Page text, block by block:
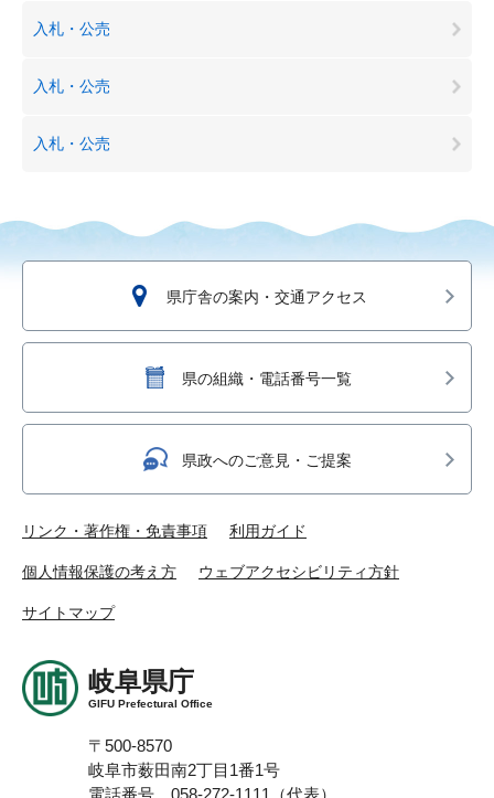
入札・公売
入札・公売
入札・公売
県庁舎の案内・交通アクセス
県の組織・電話番号一覧
県政へのご意見・ご提案
リンク・著作権・免責事項 利用ガイド
個人情報保護の考え方 ウェブアクセシビリティ方針
サイトマップ
岐阜県庁
GIFU Prefectural Office
〒500-8570
岐阜市薮田南2丁目1番1号
電話番号 058-272-1111（代表）